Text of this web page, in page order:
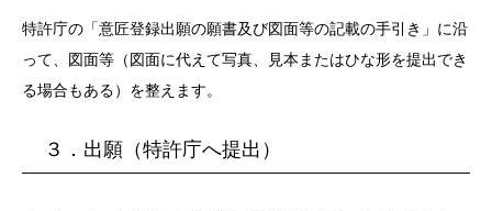
特許庁の「意匠登録出願の願書及び図面等の記載の手引き」に沿
って、図面等（図面に代えて写真、見本またはひな形を提出でき
る場合もある）を整えます。
３．出願（特許庁へ提出）